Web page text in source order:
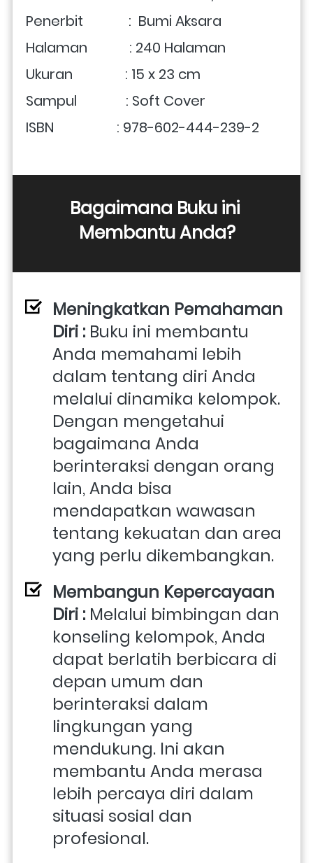
Penerbit             :  Bumi Aksara
Halaman            : 240 Halaman
Ukuran               : 15 x 23 cm
Sampul              : Soft Cover
ISBN                  : 978-602-444-239-2
Bagaimana Buku ini
Membantu Anda?
Meningkatkan Pemahaman
Diri : Buku ini membantu
Anda memahami lebih
dalam tentang diri Anda
melalui dinamika kelompok.
Dengan mengetahui
bagaimana Anda
berinteraksi dengan orang
lain, Anda bisa
mendapatkan wawasan
tentang kekuatan dan area
yang perlu dikembangkan.
Membangun Kepercayaan
Diri : Melalui bimbingan dan
konseling kelompok, Anda
dapat berlatih berbicara di
depan umum dan
berinteraksi dalam
lingkungan yang
mendukung. Ini akan
membantu Anda merasa
lebih percaya diri dalam
situasi sosial dan
profesional.